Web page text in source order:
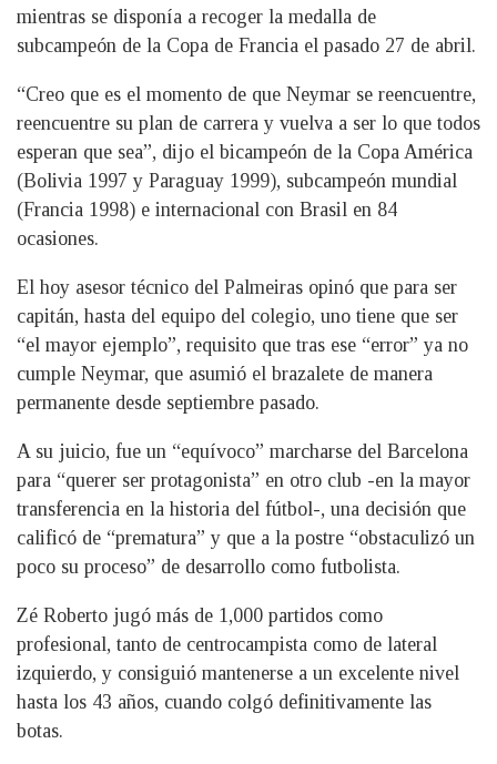
mientras se disponía a recoger la medalla de
subcampeón de la Copa de Francia el pasado 27 de abril.
“Creo que es el momento de que Neymar se reencuentre,
reencuentre su plan de carrera y vuelva a ser lo que todos
esperan que sea”, dijo el bicampeón de la Copa América
(Bolivia 1997 y Paraguay 1999), subcampeón mundial
(Francia 1998) e internacional con Brasil en 84
ocasiones.
El hoy asesor técnico del Palmeiras opinó que para ser
capitán, hasta del equipo del colegio, uno tiene que ser
“el mayor ejemplo”, requisito que tras ese “error” ya no
cumple Neymar, que asumió el brazalete de manera
permanente desde septiembre pasado.
A su juicio, fue un “equívoco” marcharse del Barcelona
para “querer ser protagonista” en otro club -en la mayor
transferencia en la historia del fútbol-, una decisión que
calificó de “prematura” y que a la postre “obstaculizó un
poco su proceso” de desarrollo como futbolista.
Zé Roberto jugó más de 1,000 partidos como
profesional, tanto de centrocampista como de lateral
izquierdo, y consiguió mantenerse a un excelente nivel
hasta los 43 años, cuando colgó definitivamente las
botas.